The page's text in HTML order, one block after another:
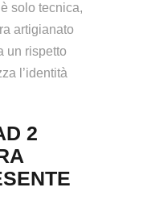
solo tecnica,
artigianato
un rispetto
l’identità
2